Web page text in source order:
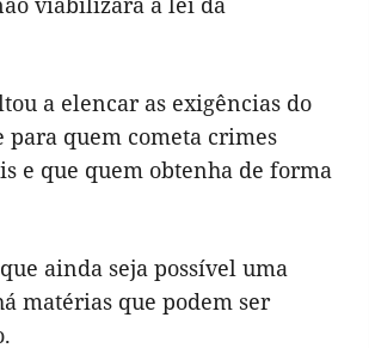
a elencar as exigências do
quem cometa crimes
e que quem obtenha de forma
ainda seja possível uma
matérias que podem ser